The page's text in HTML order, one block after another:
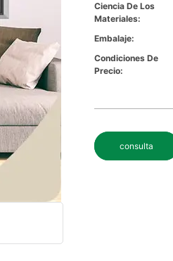
Ciencia De Los
Materiales:
Embalaje:
Condiciones De
Precio:
consulta